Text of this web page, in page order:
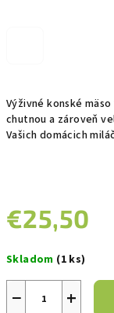
Výživné konské
chutnou a zároveň
Vašich domácich
€25,50
cena:
Skladom (1 ks)
+
−